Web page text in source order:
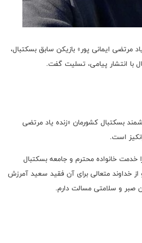
مرتضی ایمانی پور» بازیکن سابق بسکتبال،
با انتشار پیامی، تسلیت گفت.
بسکتبال کشورمان «زنده یاد مرتضی
است.
خانواده محترم و جامعه بسکتبال
خداوند متعالی برای آن فقید سعید آمرزش
صبر و سلامتی مسالت دارم.